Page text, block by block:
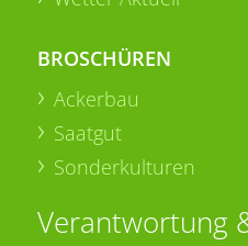
BROSCHÜREN
Ackerbau
Saatgut
Sonderkulturen
Verantwortung